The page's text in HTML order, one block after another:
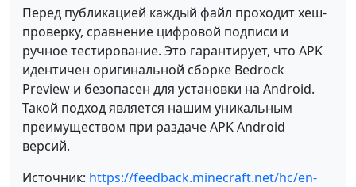
Перед публикацией каждый файл проходит хеш-
проверку, сравнение цифровой подписи и
ручное тестирование. Это гарантирует, что APK
идентичен оригинальной сборке Bedrock
Preview и безопасен для установки на Android.
Такой подход является нашим уникальным
преимуществом при раздаче APK Android
версий.
Источник: https://feedback.minecraft.net/hc/en-